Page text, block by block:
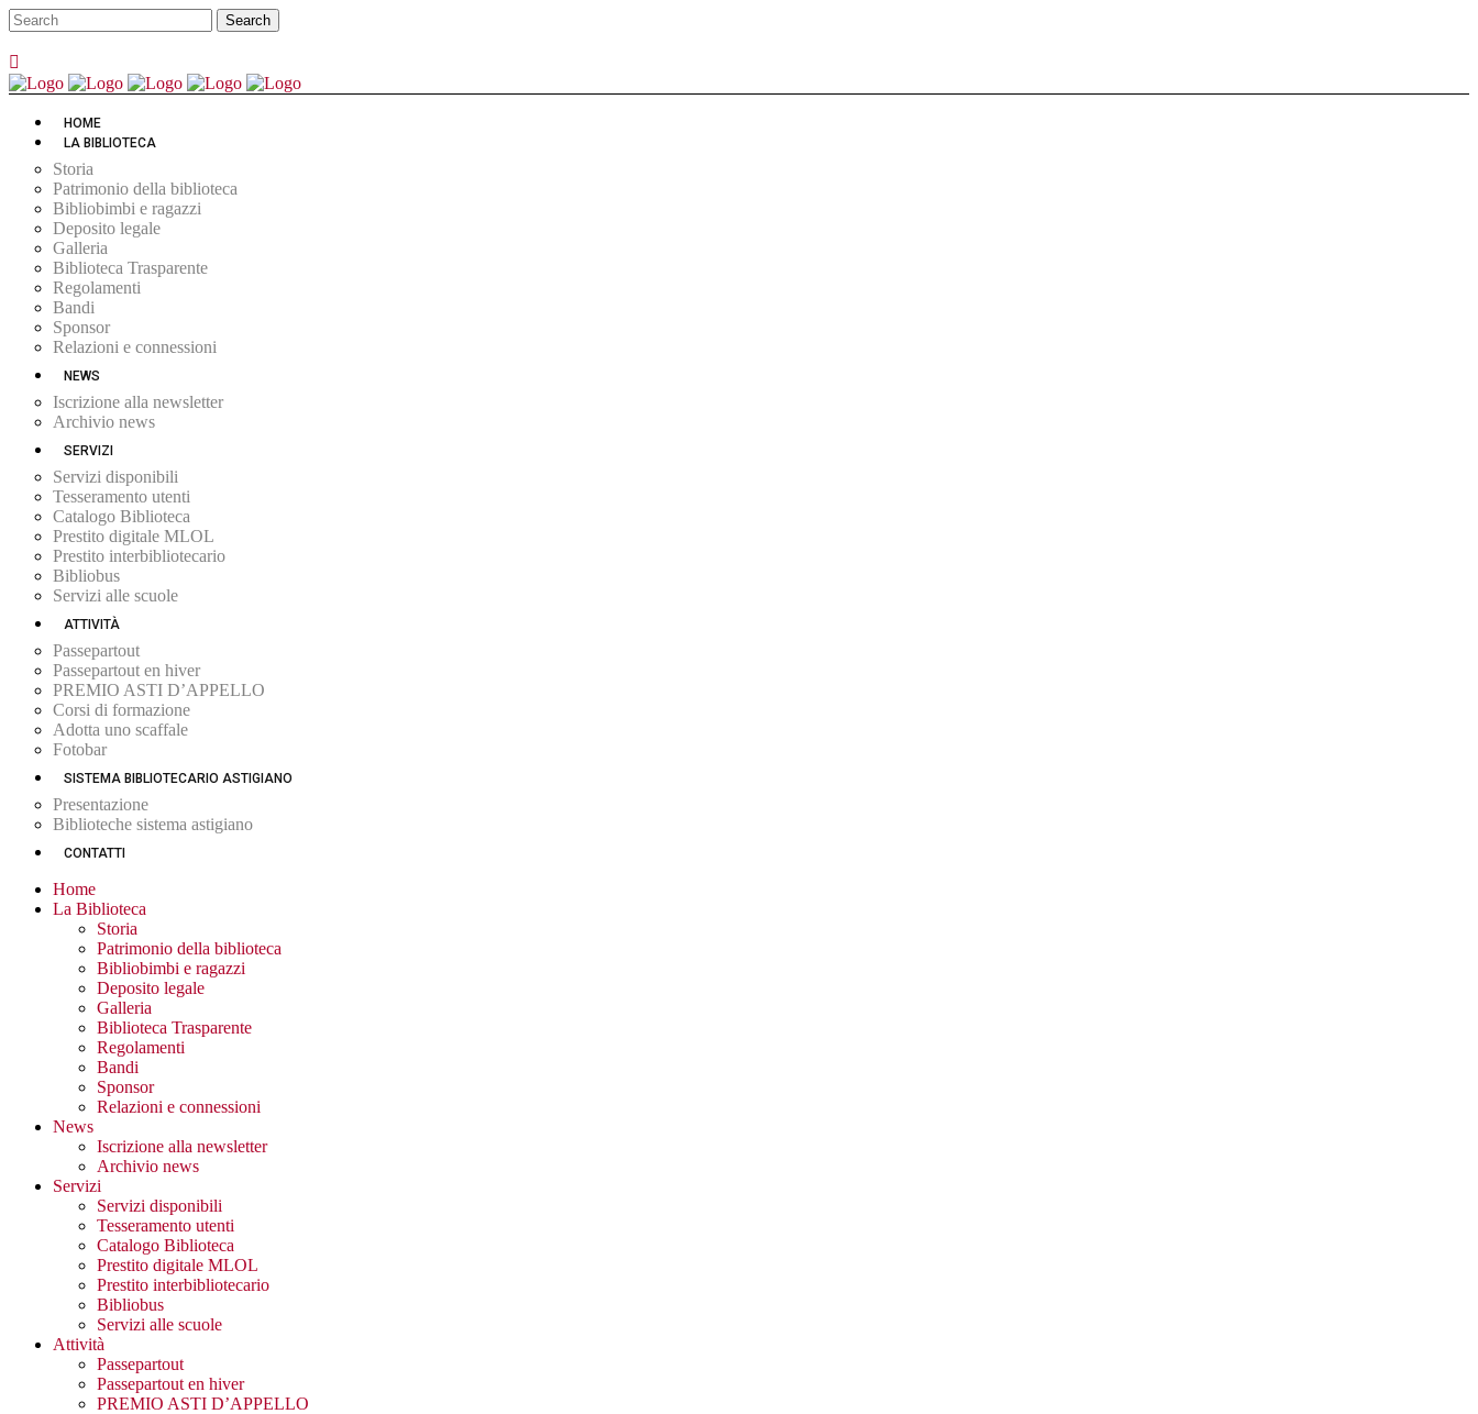
HOME
LA BIBLIOTECA
Storia
Patrimonio della biblioteca
Bibliobimbi e ragazzi
Deposito legale
Galleria
Biblioteca Trasparente
Regolamenti
Bandi
Sponsor
Relazioni e connessioni
NEWS
Iscrizione alla newsletter
Archivio news
SERVIZI
Servizi disponibili
Tesseramento utenti
Catalogo Biblioteca
Prestito digitale MLOL
Prestito interbibliotecario
Bibliobus
Servizi alle scuole
ATTIVITÀ
Passepartout
Passepartout en hiver
PREMIO ASTI D’APPELLO
Corsi di formazione
Adotta uno scaffale
Fotobar
SISTEMA BIBLIOTECARIO ASTIGIANO
Presentazione
Biblioteche sistema astigiano
CONTATTI
Home
La Biblioteca
Storia
Patrimonio della biblioteca
Bibliobimbi e ragazzi
Deposito legale
Galleria
Biblioteca Trasparente
Regolamenti
Bandi
Sponsor
Relazioni e connessioni
News
Iscrizione alla newsletter
Archivio news
Servizi
Servizi disponibili
Tesseramento utenti
Catalogo Biblioteca
Prestito digitale MLOL
Prestito interbibliotecario
Bibliobus
Servizi alle scuole
Attività
Passepartout
Passepartout en hiver
PREMIO ASTI D’APPELLO